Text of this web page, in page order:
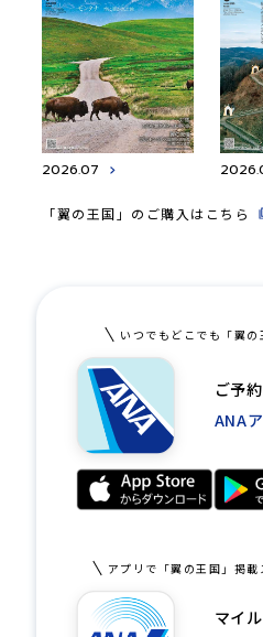
2026.07
「翼の王国」のご購入はこちら
いつでもどこでも「翼の
ご予
ANA
アプリで「翼の王国」掲載
マイ